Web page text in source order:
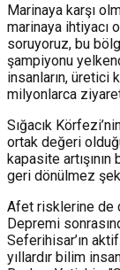
Marinaya karşı
marinaya ihtiyacı
soruyoruz, bu
şampiyonu
insanların, üretici
milyonlarca
Sığacık
ortak değeri
kapasite
geri dönülmez
Afet risklerine de
Depremi
Seferihisar’ın
yıllardır bilim